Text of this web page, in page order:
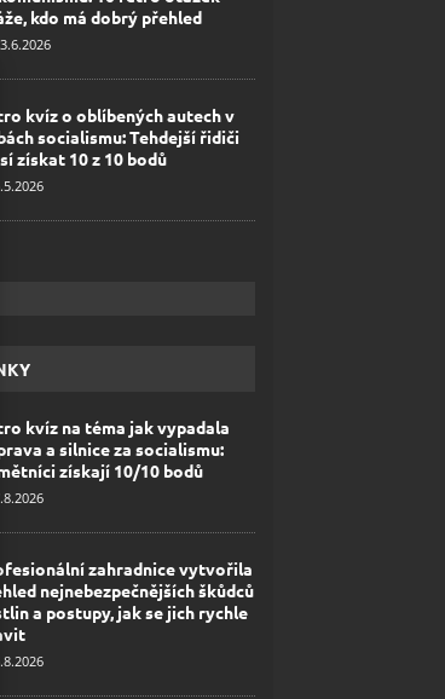
kdo má dobrý přehled
kvíz o oblíbených autech v
socialismu: Tehdejší řidiči
získat 10 z 10 bodů
kvíz na téma jak vypadala
a silnice za socialismu:
získají 10/10 bodů
zahradnice vytvořila
nejnebezpečnějších škůdců
a postupy, jak se jich rychle